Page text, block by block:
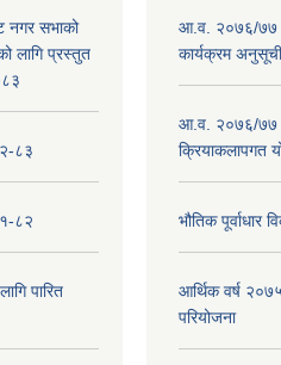
नगर सभाको
लागि प्रस्तुत
८३
८२
पारित
आ.व. २०७६/७७
कार्यक्रम
आ.व. २०७६/७७
क्रियाकलापगत
भौतिक पूर्वाधार
आर्थिक वर्ष
परियोजना